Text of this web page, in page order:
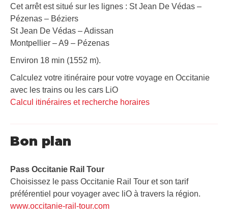
Cet arrêt est situé sur les lignes : St Jean De Védas –
Pézenas – Béziers
St Jean De Védas – Adissan
Montpellier – A9 – Pézenas
Environ 18 min (1552 m).
Calculez votre itinéraire pour votre voyage en Occitanie
avec les trains ou les cars LiO
Calcul itinéraires et recherche horaires
Bon plan
Pass Occitanie Rail Tour​
Choisissez le pass Occitanie Rail Tour et son tarif
préférentiel pour voyager avec liO à travers la région.
www.occitanie-rail-tour.com